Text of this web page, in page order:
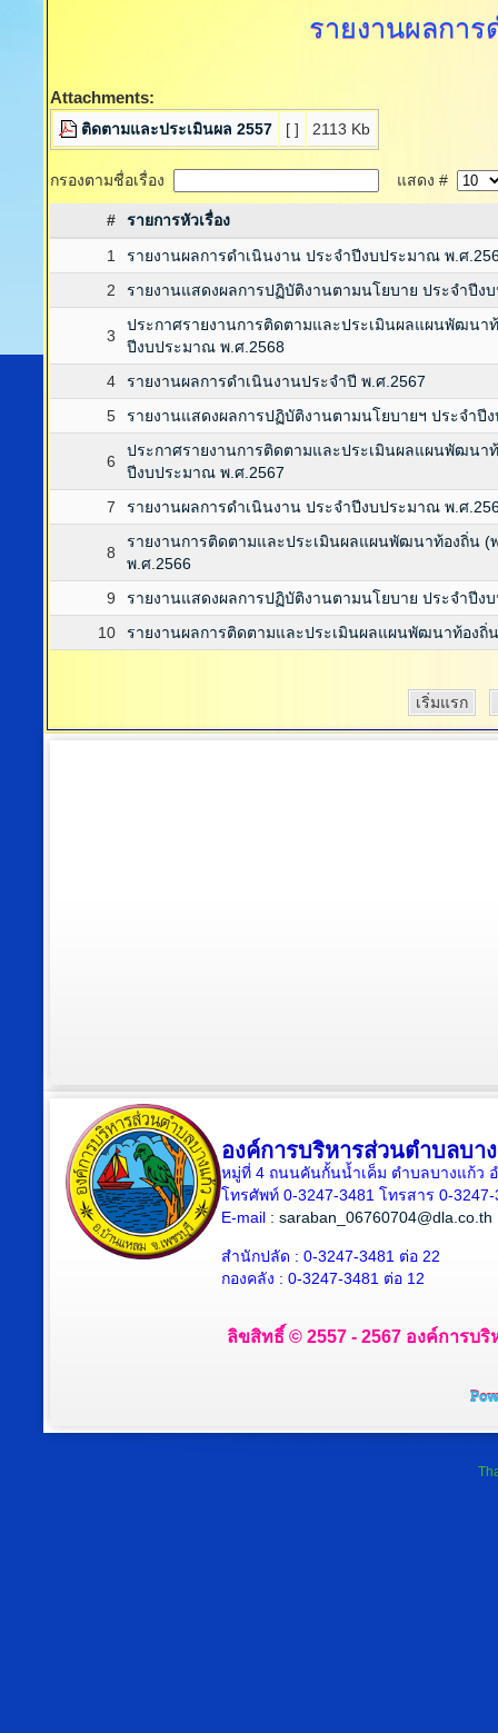
รายงานผลการ
Attachments:
ติดตามและประเมินผล 2557 [ ] 2113 Kb
กรองตามชื่อเรื่อง แสดง #
#
รายการหัวเรื่อง
1
รายงานผลการดำเนินงาน ประจำปีงบประมาณ พ.ศ
2
รายงานแสดงผลการปฏิบัติงานตามนโยบาย ประจำปีง
3
ประกาศรายงานการติดตามและประเมินผลแผนพัฒนา
ปีงบประมาณ พ.ศ.2568
4
รายงานผลการดำเนินงานประจำปี พ.ศ.2567
5
รายงานแสดงผลการปฏิบัติงานตามนโยบายฯ ประจำปี
6
ประกาศรายงานการติดตามและประเมินผลแผนพัฒนา
ปีงบประมาณ พ.ศ.2567
7
รายงานผลการดำเนินงาน ประจำปีงบประมาณ พ.ศ
8
รายงานการติดตามและประเมินผลแผนพัฒนาท้องถิ่น (
พ.ศ.2566
9
รายงานแสดงผลการปฏิบัติงานตามนโยบาย ประจำปีง
10
รายงานผลการติดตามและประเมินผลแผนพัฒนาท้องถิ่
เริ่มแรก
องค์การบริหารส่วนตำบลบา
หมู่ที่ 4 ถนนคันกั้นน้ำเค็ม ตำบลบางแก้ว
โทรศัพท์ 0-3247-3481 โทรสาร 0-3247-
E-mail : saraban_06760704@dla.co.th
สำนักปลัด : 0-3247-3481 ต่อ 22
กองคลัง : 0-3247-3481 ต่อ 12
ลิขสิทธิ์ © 2557 - 2567 องค์การบ